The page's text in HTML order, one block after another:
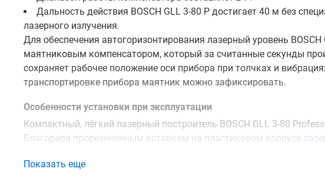
Дальность действия BOSCH GLL 3-80 P достигает 40 м без
лазерного излучения.
Для обеспечения автогоризонтирования лазерный уровень
маятниковым компенсатором, который за считанные секунды
сохраняет рабочее положение оси прибора при толчках и
транспортировке прибора маятник можно зафиксировать.
Особенности установки при эксплуатации
Компактный, лёгкий лазерный построитель BOSCH GLL 3-80
Благодаря прорезиненным вставкам на пластиковом корпусе
Показать еще